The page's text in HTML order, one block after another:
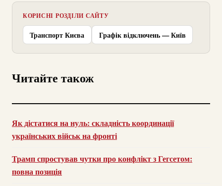
КОРИСНІ РОЗДІЛИ САЙТУ
Транспорт Києва Графік відключень — Київ
Читайте також
Як дістатися на нуль: складність координації
українських військ на фронті
Трамп спростував чутки про конфлікт з Гегсетом:
повна позиція